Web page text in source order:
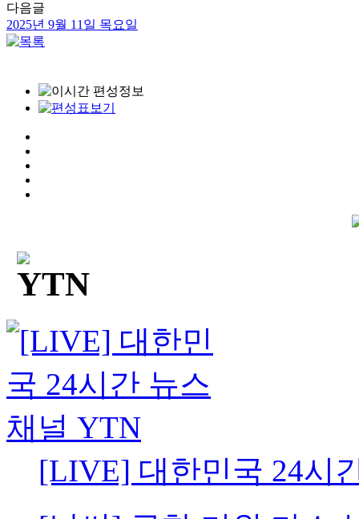
다음글
2025년 9월 11일 목요일
[LIVE] 대한민국 24시